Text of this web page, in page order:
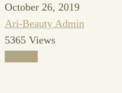
October 26, 2019
Ari-Beauty Admin
5365 Views